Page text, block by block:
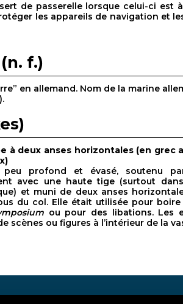
de passerelle lorsque celui-ci est
les appareils de navigation et
f.)
en allemand. Nom de la marine
à deux anses horizontales (en grec
peu profond et évasé, soutenu
avec une haute tige (surtout
et muni de deux anses
du col. Elle était utilisée pour
ou pour des libations. Les
scènes ou figures à l’intérieur de la